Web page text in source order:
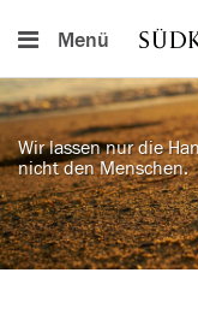
Menü
Wir lassen nur die
nicht den Menschen.